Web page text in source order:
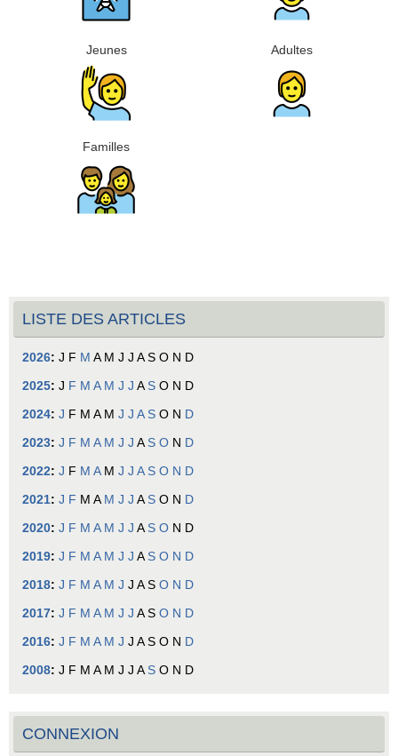
Jeunes Adultes
Familles
LISTE DES ARTICLES
2026: J F M A M J J A S O N D
2025: J F M A M J J A S O N D
2024: J F M A M J J A S O N D
2023: J F M A M J J A S O N D
2022: J F M A M J J A S O N D
2021: J F M A M J J A S O N D
2020: J F M A M J J A S O N D
2019: J F M A M J J A S O N D
2018: J F M A M J J A S O N D
2017: J F M A M J J A S O N D
2016: J F M A M J J A S O N D
2008: J F M A M J J A S O N D
CONNEXION